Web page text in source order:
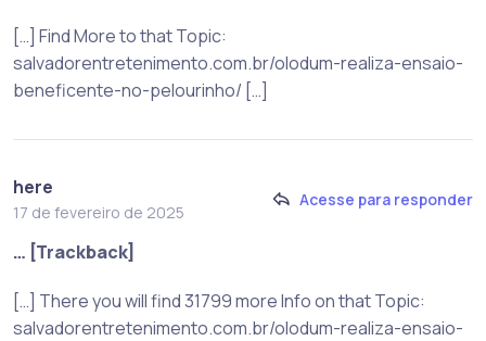
[…] Find More to that Topic:
salvadorentretenimento.com.br/olodum-realiza-ensaio-
beneficente-no-pelourinho/ […]
here
17 de fevereiro de 2025
Acesse para responder
… [Trackback]
[…] There you will find 31799 more Info on that Topic:
salvadorentretenimento.com.br/olodum-realiza-ensaio-